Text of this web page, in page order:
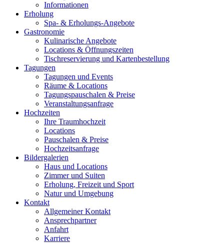
Informationen
Erholung
Spa- & Erholungs-Angebote
Gastronomie
Kulinarische Angebote
Locations & Öffnungszeiten
Tischreservierung und Kartenbestellung
Tagungen
Tagungen und Events
Räume & Locations
Tagungspauschalen & Preise
Veranstaltungsanfrage
Hochzeiten
Ihre Traumhochzeit
Locations
Pauschalen & Preise
Hochzeitsanfrage
Bildergalerien
Haus und Locations
Zimmer und Suiten
Erholung, Freizeit und Sport
Natur und Umgebung
Kontakt
Allgemeiner Kontakt
Ansprechpartner
Anfahrt
Karriere